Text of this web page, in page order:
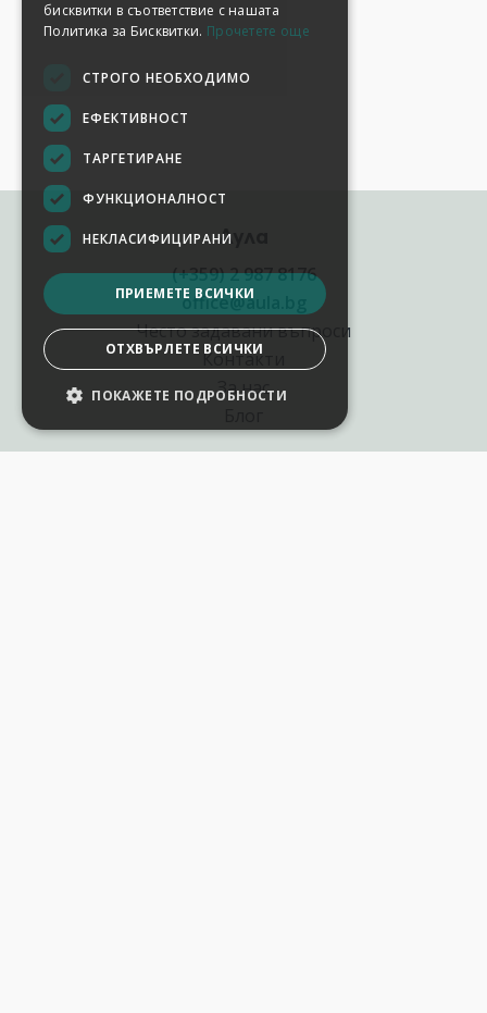
Аула
(+359) 2 987 8176
office@aula.bg
Често задавани въпроси
Контакти
За нас
бисквитки в съответствие с нашата
Политика за Бисквитки. Прочетете още
СТРОГО НЕОБХОДИМО
ЕФЕКТИВНОСТ
ТАРГЕТИРАНЕ
ФУНКЦИОНАЛНОСТ
НЕКЛАСИФИЦИРАНИ
ПРИЕМЕТЕ ВСИЧКИ
ОТХВЪРЛЕТЕ ВСИЧКИ
ПОКАЖЕТЕ ПОДРОБНОСТИ